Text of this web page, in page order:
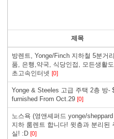
제목
방렌트, Yonge/Finch 지하철 5분거
품, 은행,약국, 식당인접, 모든생활도
초고속인터넷 [0]
Yonge & Steeles 고급 주택 2층 방-
furnished From Oct.29 [0]
노스욕 (영앤셰퍼드 yonge/
지하 룸렌트 합니다! 윗층과 분리된
실! :D [0]